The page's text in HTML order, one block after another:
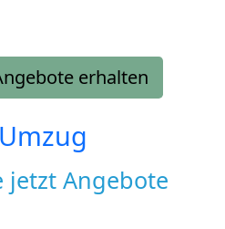
erhalten
jetzt Angebote